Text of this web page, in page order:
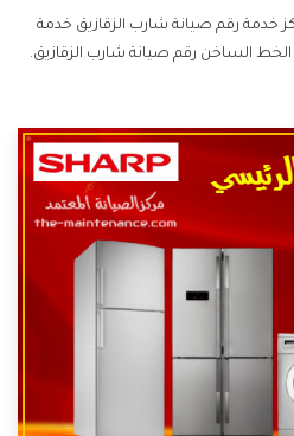
خدمة رقم صيانة شارب الزقازيق خدمة
الساخن رقم صيانة شارب الزقازيق.